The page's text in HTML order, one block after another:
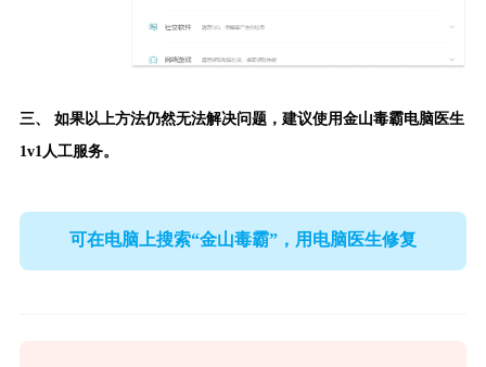
三、 如果以上方法仍然无法解决问题，建议使用金山毒霸电脑医生
1v1人工服务。
可在电脑上搜索“金山毒霸”，用电脑医生修复